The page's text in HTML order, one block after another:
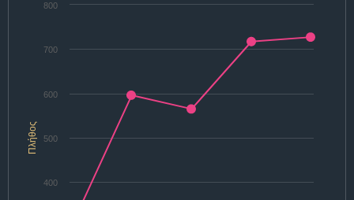
Πλήθος
400
500
600
700
800